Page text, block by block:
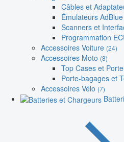
Câbles et
Émulateurs AdBlue
Scanners et
Programmation
Accessoires Voiture (24)
Accessoires Moto (8)
Top Cases et
Porte-bagages et
Accessoires Vélo (7)